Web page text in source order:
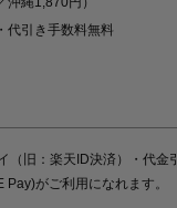
代引き手数料無料
（旧：楽天ID決済）・代金引
がご利用になれます。